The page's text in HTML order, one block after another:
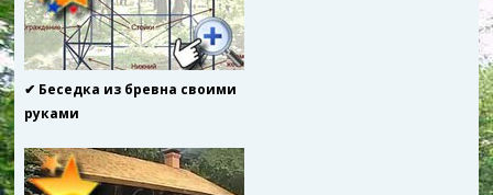
✔ Беседка из бревна своими
руками